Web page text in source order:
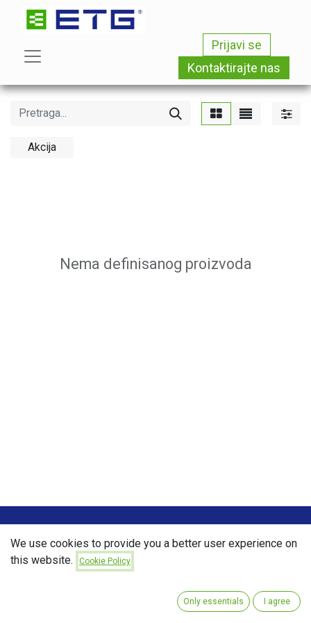
Prijavi se
Kontaktirajte nas
Akcija
Nema definisanog proizvoda
KORISNI LINKOVI
We use cookies to provide you a better user experience on
this website.
Cookie Policy
Only essentials I agree